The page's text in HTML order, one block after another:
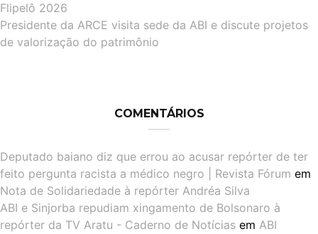
Flipelô 2026
Presidente da ARCE visita sede da ABI e discute projetos
de valorização do patrimônio
COMENTÁRIOS
Deputado baiano diz que errou ao acusar repórter de ter
feito pergunta racista a médico negro | Revista Fórum em
Nota de Solidariedade à repórter Andréa Silva
ABI e Sinjorba repudiam xingamento de Bolsonaro à
repórter da TV Aratu - Caderno de Notícias em ABI